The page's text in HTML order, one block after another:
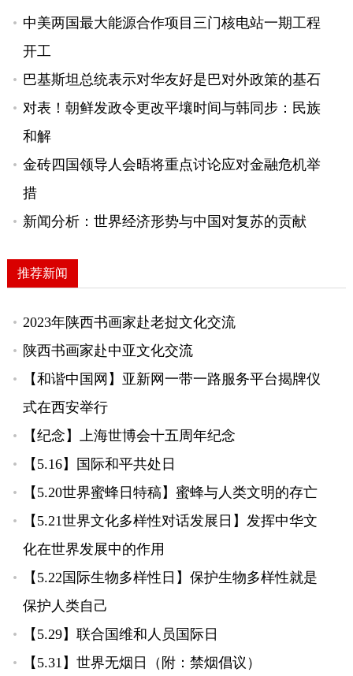
中美两国最大能源合作项目三门核电站一期工程
开工
巴基斯坦总统表示对华友好是巴对外政策的基石
对表！朝鲜发政令更改平壤时间与韩同步：民族
和解
金砖四国领导人会晤将重点讨论应对金融危机举
措
新闻分析：世界经济形势与中国对复苏的贡献
推荐新闻
2023年陕西书画家赴老挝文化交流
陕西书画家赴中亚文化交流
【和谐中国网】亚新网一带一路服务平台揭牌仪
式在西安举行
【纪念】上海世博会十五周年纪念
【5.16】国际和平共处日
【5.20世界蜜蜂日特稿】蜜蜂与人类文明的存亡
【5.21世界文化多样性对话发展日】发挥中华文
化在世界发展中的作用
【5.22国际生物多样性日】保护生物多样性就是
保护人类自己
【5.29】联合国维和人员国际日
【5.31】世界无烟日（附：禁烟倡议）